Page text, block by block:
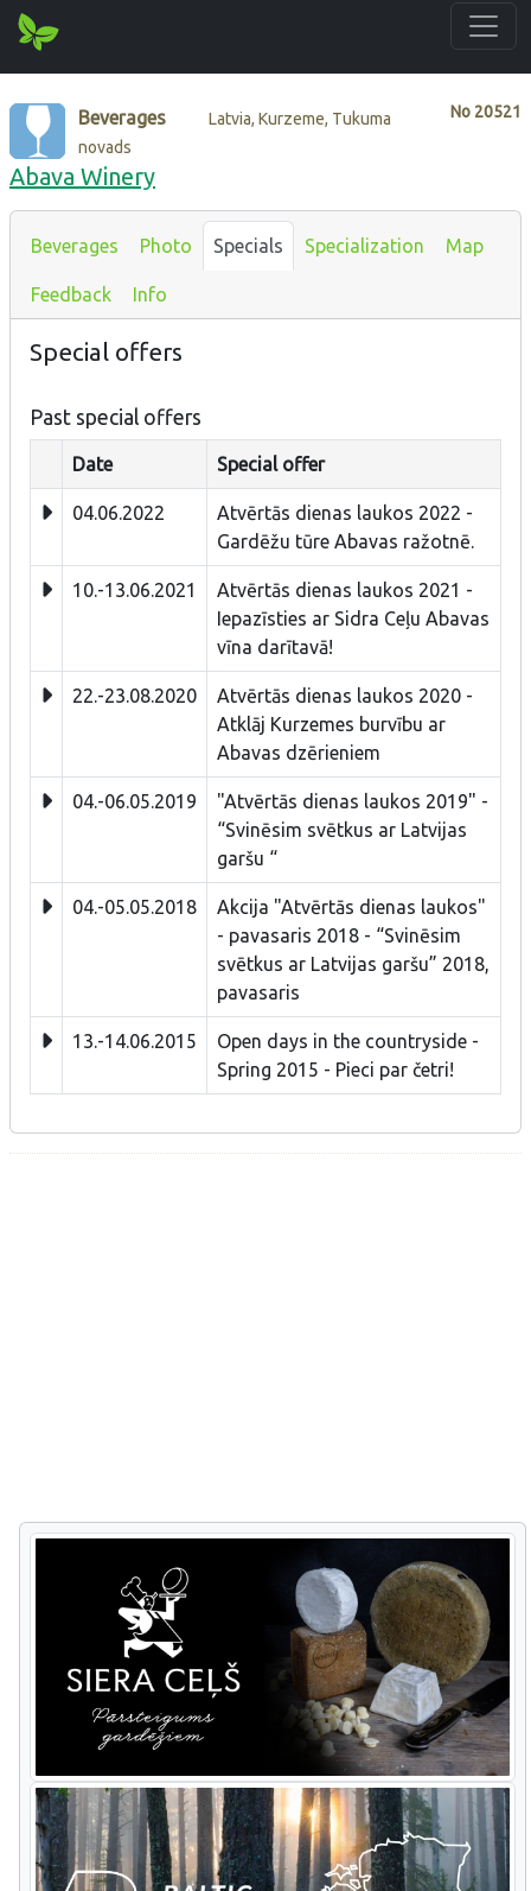
No 20521
Beverages
Latvia, Kurzeme, Tukuma
novads
Abava Winery
Beverages Photo Specials Specialization Map
Feedback Info
Special offers
Past special offers
Date Special offer
04.06.2022
Atvērtās dienas laukos 2022 -
Gardēžu tūre Abavas ražotnē.
10.-13.06.2021
Atvērtās dienas laukos 2021 -
Iepazīsties ar Sidra Ceļu Abavas
vīna darītavā!
22.-23.08.2020
Atvērtās dienas laukos 2020 -
Atklāj Kurzemes burvību ar
Abavas dzērieniem
04.-06.05.2019
"Atvērtās dienas laukos 2019" -
“Svinēsim svētkus ar Latvijas
garšu “
04.-05.05.2018
Akcija "Atvērtās dienas laukos"
- pavasaris 2018 - “Svinēsim
svētkus ar Latvijas garšu” 2018,
pavasaris
13.-14.06.2015
Open days in the countryside -
Spring 2015 - Pieci par četri!